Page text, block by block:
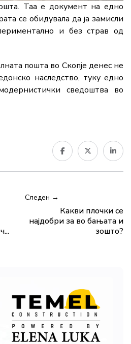
Таа е документ на едно
се обидувала да ја замисли
и без страв од
пошта во Скопје денес не
наследство, туку едно
сведоштва во
Следен →
Какви плочки се
најдобри за во бањата и
зошто?